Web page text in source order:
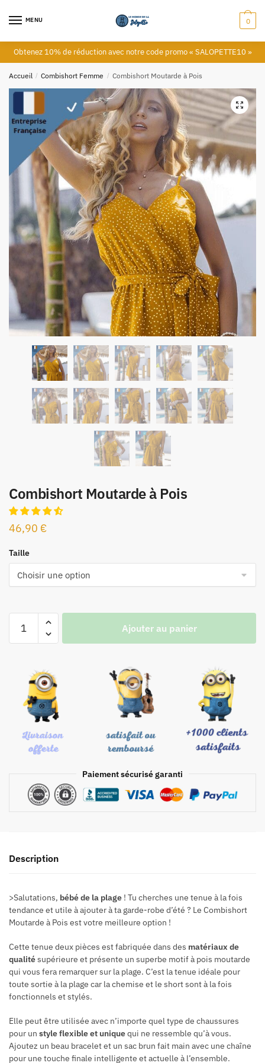
MENU 0
Obtenez 10% de réduction avec notre code promo « SALOPETTE10 »
Accueil / Combishort Femme / Combishort Moutarde à Pois
Combishort Moutarde à Pois
46,90 €
Taille
Ajouter au panier
Paiement sécurisé garanti
Description
>Salutations, bébé de la plage ! Tu cherches une tenue à la fois
tendance et utile à ajouter à ta garde-robe d’été ? Le Combishort
Moutarde à Pois est votre meilleure option !
Cette tenue deux pièces est fabriquée dans des matériaux de
qualitésupérieure et présente un superbe motif à pois moutarde
qui vous fera remarquer sur la plage. C’est la tenue idéale pour
toute sortie à la plage car la chemise et le short sont à la fois
fonctionnels et stylés.
Elle peut être utilisée avec n’importe quel type de chaussures
pour un style flexible et uniquequi ne ressemble qu’à vous.
Ajoutez un beau bracelet et un sac brun fait main avec une chaîne
pour une touche finale intelligente et actuelle à l’ensemble.